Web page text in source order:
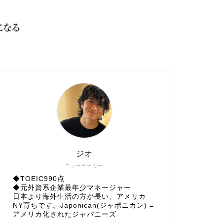
ニューヨーカー
ジオ
◆TOEIC990点
◆元外資系企業最年少マネージャー
日本より海外生活の方が長い、アメリカ
NY育ちです。Japonican(ジャポニカン) =
アメリカ化されたジャパニーズ